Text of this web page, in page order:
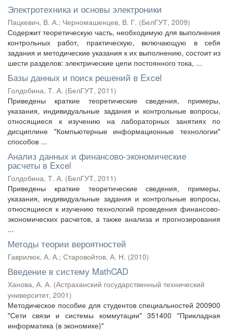
Электротехника и основы электроники
Пацкевич, В. А.; Черномашенцев, В. Г. (БелГУТ, 2009)
Содержит теоретическую часть, необходимую для выполнения
контрольных работ, практическую, включающую в себя
задания и методические указания к их выполнению, состоит из
шести разделов: электрические цепи постоянного тока, ...
Базы данных и поиск решений в Excel
Голдобина, Т. А. (БелГУТ, 2011)
Приведены краткие теоретические сведения, примеры,
указания, индивидуальные задания и контрольные вопросы,
относящиеся к изучению на лабораторных занятиях по
дисциплине "Компьютерные информационные технологии"
способов ...
Анализ данных и финансово-экономические
расчеты в Excel
Голдобина, Т. А. (БелГУТ, 2011)
Приведены краткие теоретические сведения, примеры,
указания, индивидуальные задания и контрольные вопросы,
относящиеся к изучению технологий проведения финансово-
экономических расчетов, а также анализа и прогнозирования
...
Методы теории вероятностей
Гаврилюк, А. А.; Старовойтов, А. Н. (2010)
Введение в систему MathCAD
Ханова, А. А. (Астраханский государственный технический
университет, 2001)
Методическое пособие для студентов специальностей 200900
"Сети связи и системы коммутации" 351400 "Прикладная
информатика (в экономике)"